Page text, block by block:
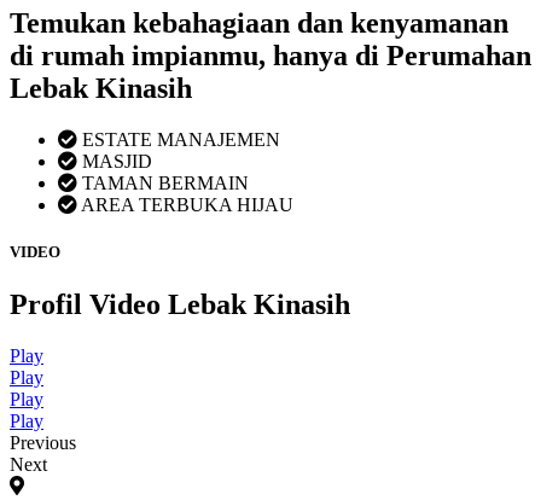
Temukan kebahagiaan dan kenyamanan
di rumah impianmu, hanya di Perumahan
Lebak Kinasih
ESTATE MANAJEMEN
MASJID
TAMAN BERMAIN
AREA TERBUKA HIJAU
VIDEO
Profil Video Lebak Kinasih
Play
Play
Play
Play
Previous
Next